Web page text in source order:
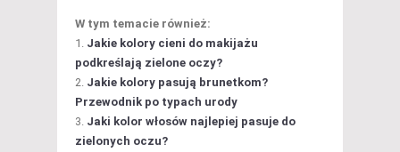
W tym temacie również:
Jakie kolory cieni do makijażu
podkreślają zielone oczy?
Jakie kolory pasują brunetkom?
Przewodnik po typach urody
Jaki kolor włosów najlepiej pasuje do
zielonych oczu?